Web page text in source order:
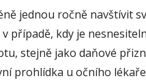
jednou ročně navštívit
případě, kdy je
stejně jako daňové
prohlídka u očního